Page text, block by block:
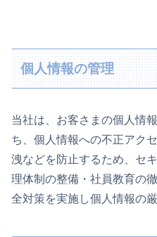
個人情報の管理
当社は、お客さまの個人情
ち、個人情報への不正アク
洩などを防止するため、セ
理体制の整備・社員教育の
全対策を実施し個人情報の